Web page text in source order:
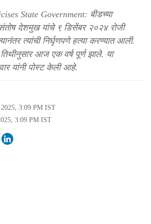
State Government: बीडच्या
देशमुख यांचे ९ डिसेंबर २०२४ रोजी
त्यांची निर्घृणपणे हत्या करण्यात आली.
आज एक वर्ष पूर्ण झाले. या
यांनी पोस्ट केली आहे.
3:09 PM IST
3:09 PM IST